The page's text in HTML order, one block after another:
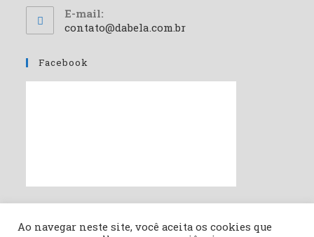
E-mail:
contato@dabela.com.br
Facebook
Ao navegar neste site, você aceita os cookies que